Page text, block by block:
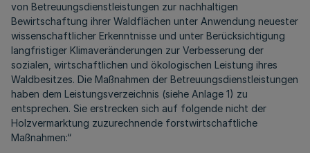
von Betreuungsdienstleistungen zur nachhaltigen
Bewirtschaftung ihrer Waldflächen unter Anwendung neuester
wissenschaftlicher Erkenntnisse und unter Berücksichtigung
langfristiger Klimaveränderungen zur Verbesserung der
sozialen, wirtschaftlichen und ökologischen Leistung ihres
Waldbesitzes. Die Maßnahmen der Betreuungsdienstleistungen
haben dem Leistungsverzeichnis (siehe Anlage 1) zu
entsprechen. Sie erstrecken sich auf folgende nicht der
Holzvermarktung zuzurechnende forstwirtschaftliche
Maßnahmen:“